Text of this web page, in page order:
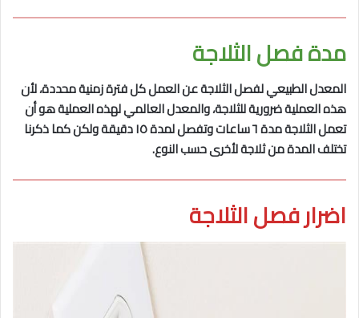
مدة فصل الثلاجة
المعدل الطبيعي لفصل الثلاجة عن العمل كل فترة زمنية محددة، لأن
هذه العملية ضرورية للثلاجة، والمعدل العالمي لهذه العملية هو أن
تعمل الثلاجة مدة ٦ ساعات وتفصل لمدة ١٥ دقيقة ولكن كما ذكرنا
تختلف المدة من ثلاجة لأخرى حسب النوع.
اضرار فصل الثلاجة